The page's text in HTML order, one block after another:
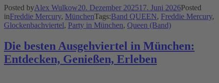
Posted byAlex Wulkow20. Dezember 202517. Juni 2026Posted
inFreddie Mercury, MünchenTags:Band QUEEN, Freddie Mercury,
Glockenbachviertel, Party in München, Queen (Band)
Die besten Ausgehviertel in München:
Entdecken, Genießen, Erleben